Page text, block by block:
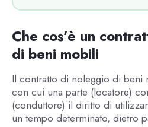
Che cos’è un
di beni mobili
Il contratto di noleggio di
con cui una parte (locatore)
(conduttore) il diritto di
un tempo determinato, dietro